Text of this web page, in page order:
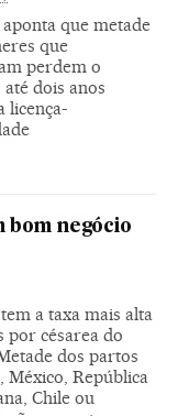
aponta que metade
que
perdem o
dois anos
licença-
bom negócio
a taxa mais alta
por césarea do
dos partos
México, República
Chile ou